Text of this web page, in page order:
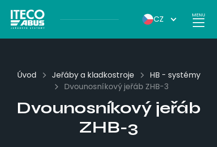
CZ MENU
Úvod Jeřáby a kladkostroje
HB - systémy
Dvounosníkový jeřáb ZHB-3
Dvounosníkový jeřáb
ZHB-3